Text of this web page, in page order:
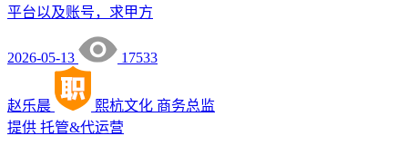
平台以及账号，求甲方
2026-05-13 17533
赵乐晨 熙杭文化 商务总监
提供 托管&代运营